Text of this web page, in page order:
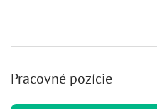
Pracovné pozície